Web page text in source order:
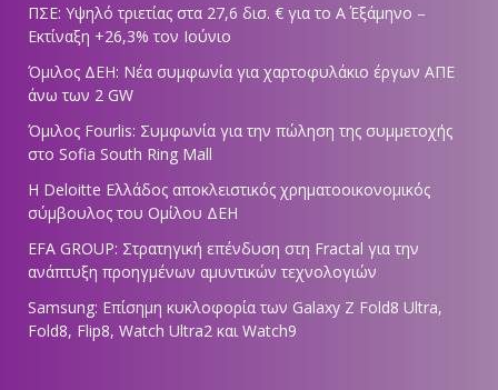
ΠΣΕ: Υψηλό τριετίας στα 27,6 δισ. € για το Α΄ Εξάμηνο –
Εκτίναξη +26,3% τον Ιούνιο
Όμιλος ΔΕΗ: Νέα συμφωνία για χαρτοφυλάκιο έργων ΑΠΕ
άνω των 2 GW
Όμιλος Fourlis: Συμφωνία για την πώληση της συμμετοχής
στο Sofia South Ring Mall
Η Deloitte Ελλάδος αποκλειστικός χρηματοοικονομικός
σύμβουλος του Ομίλου ΔΕΗ
EFA GROUP: Στρατηγική επένδυση στη Fractal για την
ανάπτυξη προηγμένων αμυντικών τεχνολογιών
Samsung: Επίσημη κυκλοφορία των Galaxy Z Fold8 Ultra,
Fold8, Flip8, Watch Ultra2 και Watch9